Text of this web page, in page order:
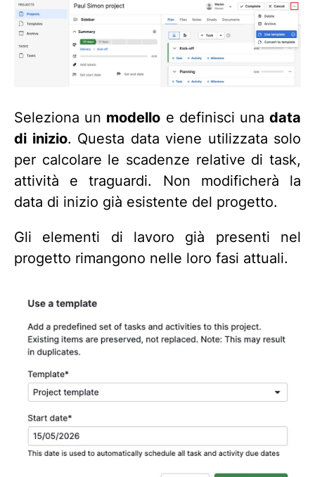
Seleziona un modello e definisci unadata
di inizio. Questa data viene utilizzata solo
per calcolare le scadenze relative di task,
attività e traguardi. Non modificherà la
data di inizio già esistente del progetto.
Gli elementi di lavoro già presenti nel
progetto rimangono nelle loro fasi attuali.